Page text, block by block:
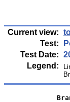
Current view:
Test:
Test Date:
Legend: